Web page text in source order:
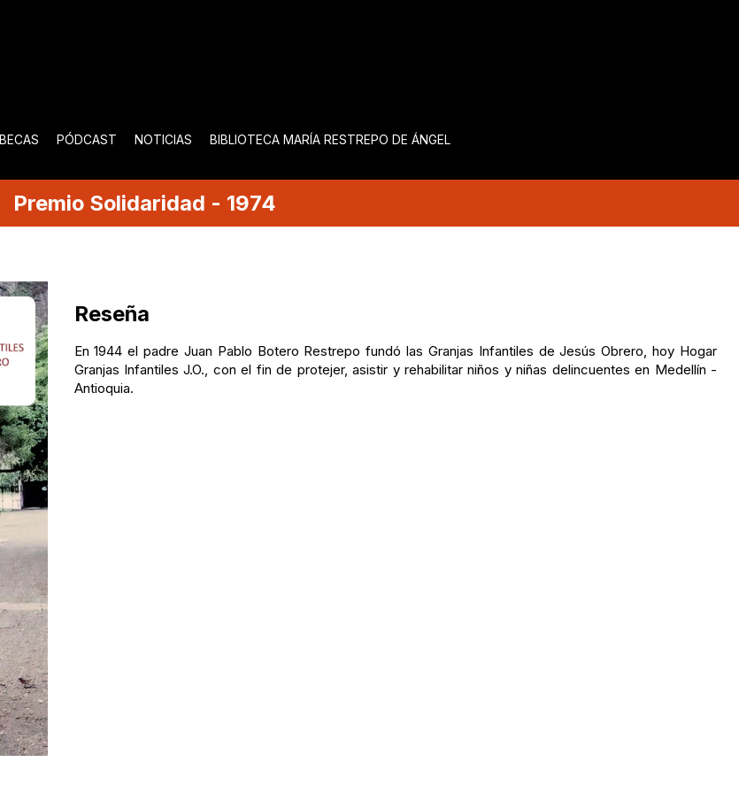
BECAS PÓDCAST NOTICIAS BIBLIOTECA MARÍA RESTREPO DE ÁNGEL
Premio Solidaridad - 1974
Reseña
En 1944 el padre Juan Pablo Botero Restrepo fundó las Granjas Infantiles de Jesús Obrero, hoy Hogar
Granjas Infantiles J.O., con el fin de protejer, asistir y rehabilitar niños y niñas delincuentes en Medellín -
Antioquia.